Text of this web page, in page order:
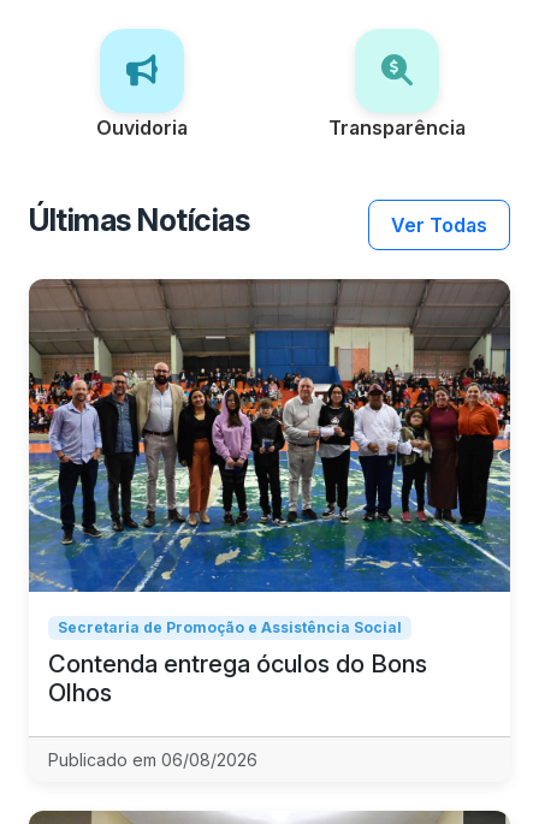
Ouvidoria Transparência
Últimas Notícias Ver Todas
Secretaria de Promoção e Assistência Social
Contenda entrega óculos do Bons
Olhos
Publicado em 06/08/2026